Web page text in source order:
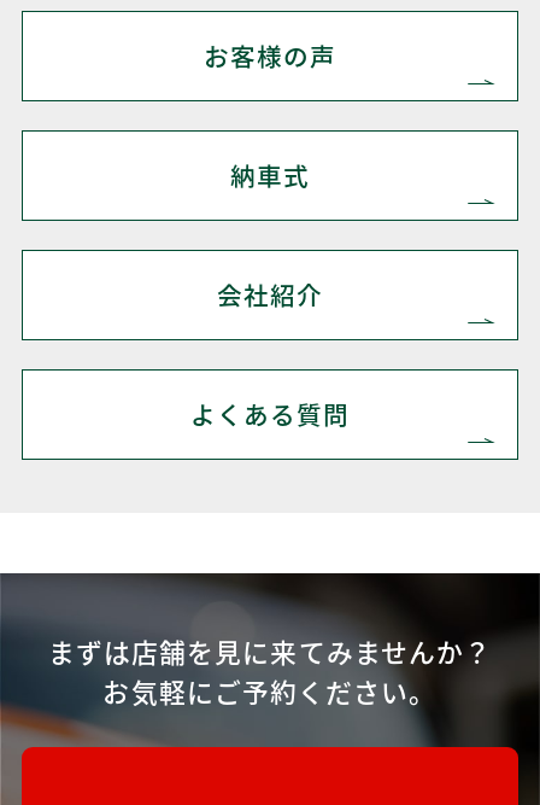
お客様の声
納車式
会社紹介
よくある質問
まずは店舗を見に来てみませんか？
お気軽にご予約ください。